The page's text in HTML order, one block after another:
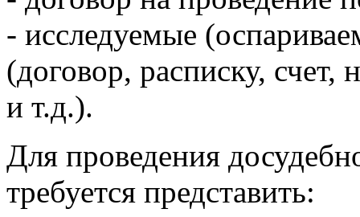
- исследуемые
(договор, расписку,
и т.д.).
Для проведения
требуется представить: